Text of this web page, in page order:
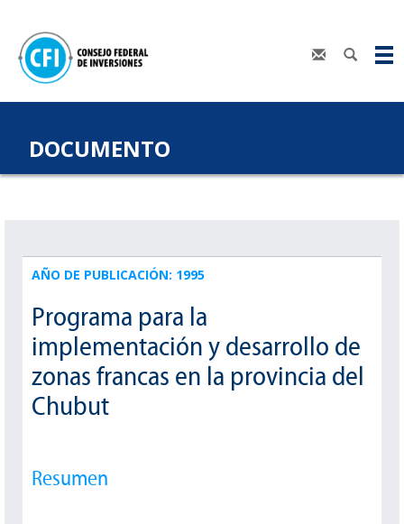
DOCUMENTO
AÑO DE PUBLICACIÓN: 1995
Programa para la
implementación y desarrollo de
zonas francas en la provincia del
Chubut
Resumen